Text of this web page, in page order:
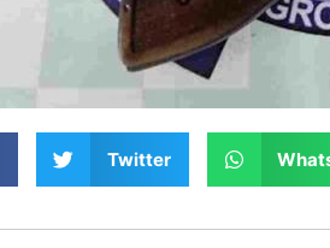
Twitter